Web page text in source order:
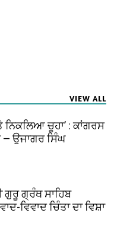
VIEW ALL
ਨਿਕਲਿਆ ਚੂਹਾ’ : ਕਾਂਗਰਸ
— ਉਜਾਗਰ ਸਿੰਘ
ਗੁਰੂ ਗ੍ਰੰਥ ਸਾਹਿਬ
ਵਿਵਾਦ ਚਿੰਤਾ ਦਾ ਵਿਸ਼ਾ